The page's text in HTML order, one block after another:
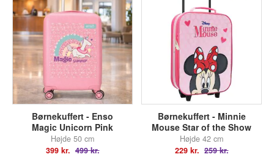
Børnekuffert - Enso
Magic Unicorn Pink
Højde 50 cm
399 kr. 499 kr.
Børnekuffert - Minnie
Mouse Star of the Show
Højde 42 cm
229 kr. 259 kr.